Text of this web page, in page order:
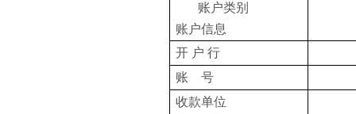
账户类别
账户信息
开 户 行
账
号
收款单位